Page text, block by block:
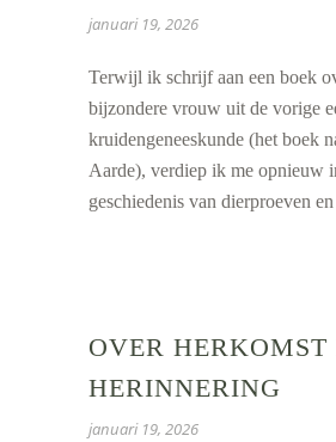
januari 19, 2026
Terwijl ik schrijf aan een boek
bijzondere vrouw uit de vorige
kruidengeneeskunde (het boek
Aarde), verdiep ik me opnieuw
geschiedenis van dierproeven
OVER HERKOMST
HERINNERING
januari 19, 2026